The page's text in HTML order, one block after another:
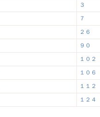
３
７
２６
９０
１０２
１０６
１１２
１２４